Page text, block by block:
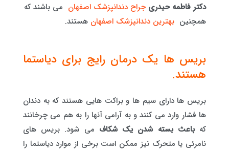
دکتر فاطمه حیدری جراح دندانپزشک اصفهان می باشند که
همچنین بهترین دندانپزشک اصفهان هستند.
بریس ها یک درمان رایج برای دیاستما
هستند.
بریس ها دارای سیم ها و براکت هایی هستند که به دندان
ها فشار وارد می کنند و به آرامی آنها را به هم می چرخانند
کهباعث بسته شدن یک شکاف می شود. بریس های
نامرئی یا متحرک نیز ممکن است برخی از موارد دیاستما را